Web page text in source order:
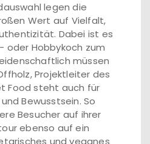
legen die
Wert auf Vielfalt,
Dabei ist es
oder Hobbykoch zum
müssen
Projektleiter des
Food steht auch für
Bewusstsein. So
Besucher auf ihrer
ebenso auf ein
und veganes